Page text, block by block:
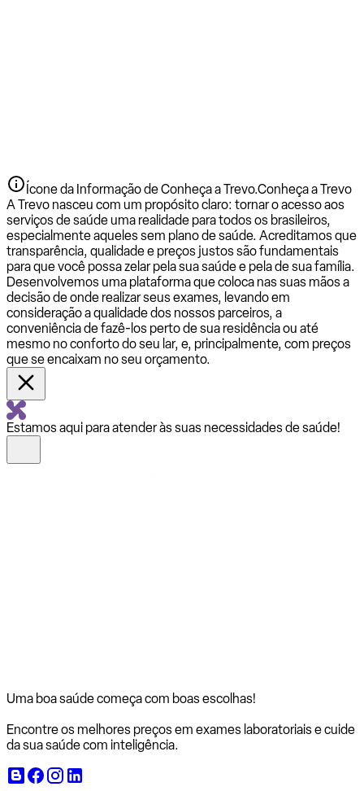
Ícone da Informação de Conheça a Trevo.Conheça a Trevo
A Trevo nasceu com um propósito claro: tornar o acesso aos
serviços de saúde uma realidade para todos os brasileiros,
especialmente aqueles sem plano de saúde. Acreditamos que
transparência, qualidade e preços justos são fundamentais
para que você possa zelar pela sua saúde e pela de sua família.
Desenvolvemos uma plataforma que coloca nas suas mãos a
decisão de onde realizar seus exames, levando em
consideração a qualidade dos nossos parceiros, a
conveniência de fazê-los perto de sua residência ou até
mesmo no conforto do seu lar, e, principalmente, com preços
que se encaixam no seu orçamento.
Estamos aqui para atender às suas necessidades de saúde!
Uma boa saúde começa com boas escolhas!
Encontre os melhores preços em exames laboratoriais e cuide
da sua saúde com inteligência.